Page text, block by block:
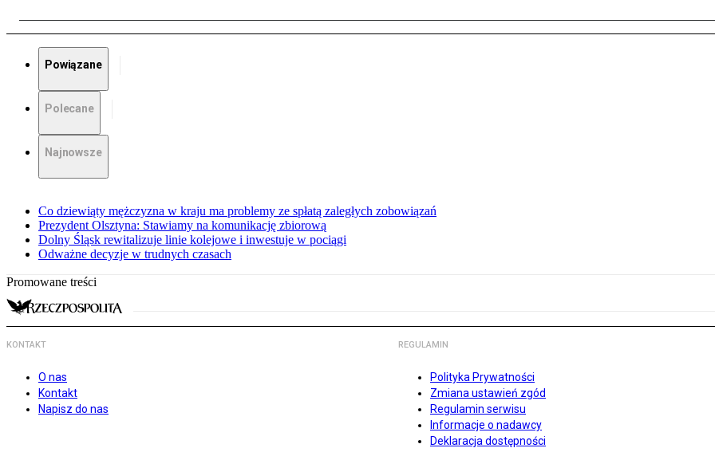
Powiązane
Polecane
Najnowsze
Co dziewiąty mężczyzna w kraju ma problemy ze spłatą zaległych zobowiązań
Prezydent Olsztyna: Stawiamy na komunikację zbiorową
Dolny Śląsk rewitalizuje linie kolejowe i inwestuje w pociągi
Odważne decyzje w trudnych czasach
Promowane treści
KONTAKT
O nas
Kontakt
Napisz do nas
REGULAMIN
Polityka Prywatności
Zmiana ustawień zgód
Regulamin serwisu
Informacje o nadawcy
Deklaracja dostępności